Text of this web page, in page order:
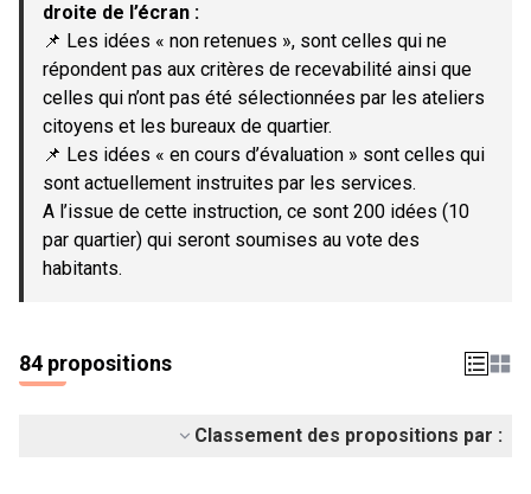
droite de l’écran :
📌 Les idées « non retenues », sont celles qui ne
répondent pas aux critères de recevabilité ainsi que
celles qui n’ont pas été sélectionnées par les ateliers
citoyens et les bureaux de quartier.
📌 Les idées « en cours d’évaluation » sont celles qui
sont actuellement instruites par les services.
A l’issue de cette instruction, ce sont 200 idées (10
par quartier) qui seront soumises au vote des
habitants.
84 propositions
Classement des propositions par :